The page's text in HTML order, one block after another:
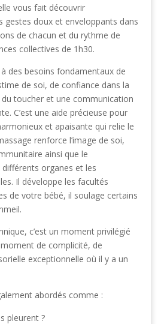
vous fait découvrir
gestes doux et enveloppants dans
de chacun et du rythme de
collectives de 1h30.
des besoins fondamentaux de
de soi, de confiance dans la
du toucher et une communication
C’est une aide précieuse pour
et apaisante qui relie le
renforce l’image de soi,
ainsi que le
organes et les
Il développe les facultés
de votre bébé, il soulage certains
c’est un moment privilégié
de complicité, de
exceptionnelle où il y a un
abordés comme :
pleurent ?